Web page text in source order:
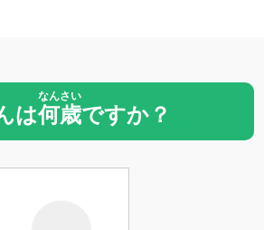
は何歳
なんさい
ですか？